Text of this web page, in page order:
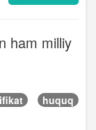
ham milliy
huquq